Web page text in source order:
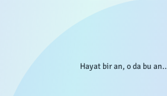
Hayat bir an, o da bu